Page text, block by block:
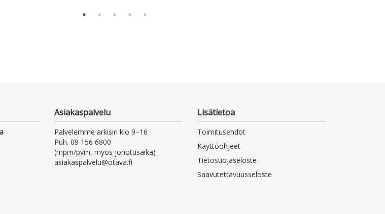
Asiakaspalvelu
Palvelemme arkisin klo 9–16
Puh. 09 156 6800
Lisätietoa
Toimitusehdot
Käyttöohjeet
Tietosuojaseloste